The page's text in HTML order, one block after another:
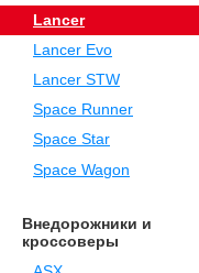
Lancer
Lancer Evo
Lancer STW
Space Runner
Space Star
Space Wagon
Внедорожники и
кроссоверы